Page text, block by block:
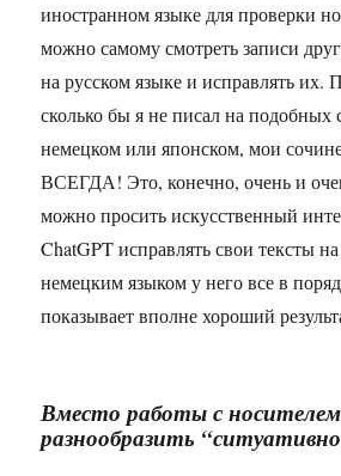
иностранном языке для проверки
можно самому смотреть записи
на русском языке и исправлять их.
сколько бы я не писал на подобных
немецком или японском, мои
ВСЕГДА! Это, конечно, очень и
можно просить искусственный
ChatGPT исправлять свои тексты
немецким языком у него все в
показывает вполне хороший
Вместо работы с
разнообразить